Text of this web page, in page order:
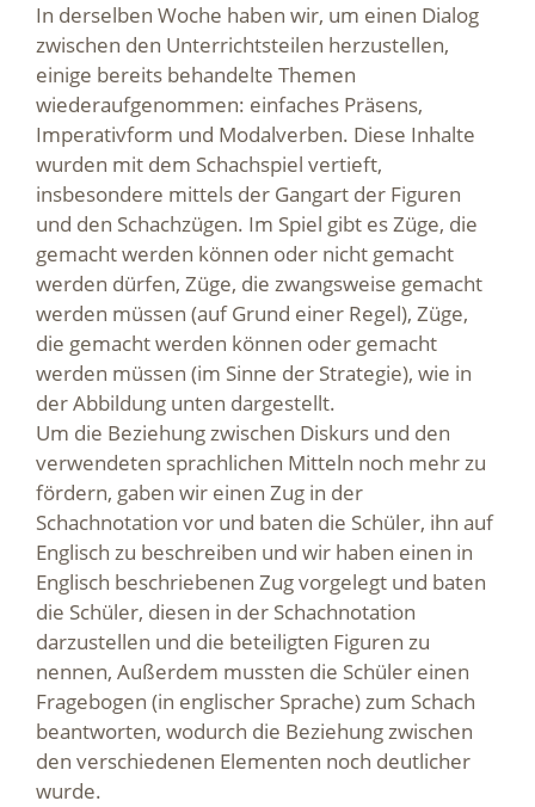
In derselben Woche haben wir, um einen Dialog
zwischen den Unterrichtsteilen herzustellen,
einige bereits behandelte Themen
wiederaufgenommen: einfaches Präsens,
Imperativform und Modalverben. Diese Inhalte
wurden mit dem Schachspiel vertieft,
insbesondere mittels der Gangart der Figuren
und den Schachzügen. Im Spiel gibt es Züge, die
gemacht werden können oder nicht gemacht
werden dürfen, Züge, die zwangsweise gemacht
werden müssen (auf Grund einer Regel), Züge,
die gemacht werden können oder gemacht
werden müssen (im Sinne der Strategie), wie in
der Abbildung unten dargestellt.
Um die Beziehung zwischen Diskurs und den
verwendeten sprachlichen Mitteln noch mehr zu
fördern, gaben wir einen Zug in der
Schachnotation vor und baten die Schüler, ihn auf
Englisch zu beschreiben und wir haben einen in
Englisch beschriebenen Zug vorgelegt und baten
die Schüler, diesen in der Schachnotation
darzustellen und die beteiligten Figuren zu
nennen, Außerdem mussten die Schüler einen
Fragebogen (in englischer Sprache) zum Schach
beantworten, wodurch die Beziehung zwischen
den verschiedenen Elementen noch deutlicher
wurde.